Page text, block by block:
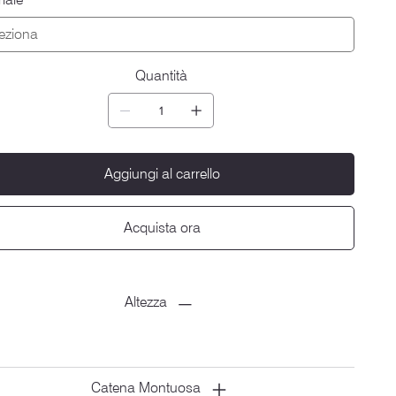
Quantità
Aggiungi al carrello
Acquista ora
Altezza
Catena Montuosa